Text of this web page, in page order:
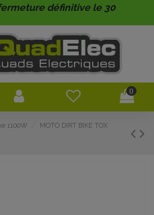
définitive le 30
0
1100W
MOTO DIRT BIKE TOX